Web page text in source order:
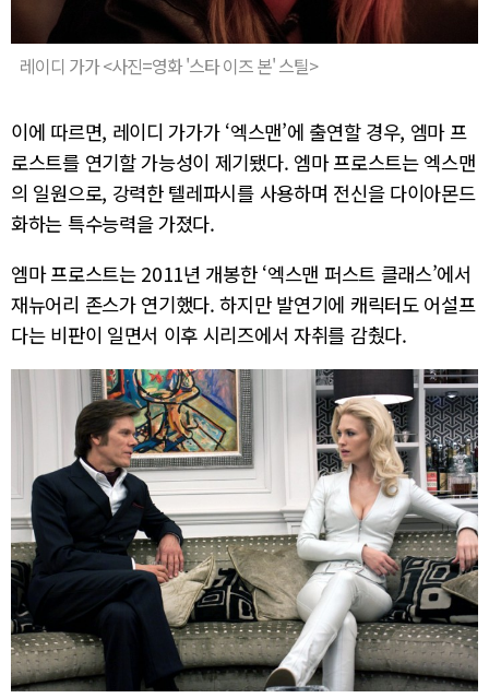
레이디 가가 <사진=영화 '스타 이즈 본' 스틸>
이에 따르면, 레이디 가가가 ‘엑스맨’에 출연할 경우, 엠마 프
로스트를 연기할 가능성이 제기됐다. 엠마 프로스트는 엑스맨
의 일원으로, 강력한 텔레파시를 사용하며 전신을 다이아몬드
화하는 특수능력을 가졌다.
엠마 프로스트는 2011년 개봉한 ‘엑스맨 퍼스트 클래스’에서
재뉴어리 존스가 연기했다. 하지만 발연기에 캐릭터도 어설프
다는 비판이 일면서 이후 시리즈에서 자취를 감췄다.